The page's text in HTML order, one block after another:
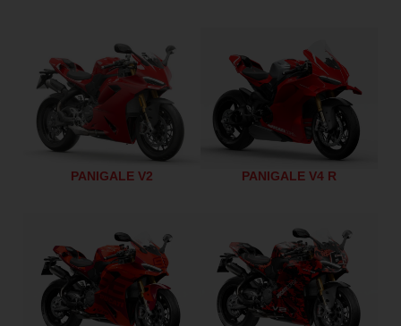
PANIGALE V2 PANIGALE V4 R